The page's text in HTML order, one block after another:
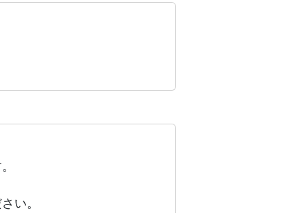
い。